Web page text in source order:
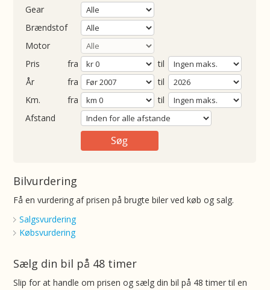
Gear
Brændstof
Motor
Pris
fra
til
fra
til
fra
til
Afstand
Bilvurdering
Få en vurdering af prisen på brugte biler ved køb og salg.
Salgsvurdering
Købsvurdering
Sælg din bil på 48 timer
Slip for at handle om prisen og sælg din bil på 48 timer til en